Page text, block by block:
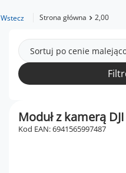
Wstecz Strona główna 2,00
Sortuj po cenie
Moduł z kamerą
Kod EAN: 6941565997487